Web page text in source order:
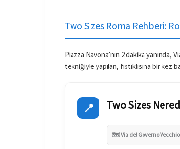
Two Sizes Roma Rehberi:
Piazza Navona’nın 2 dakika
tekniğiyle yapılan, fıstıklısına bir kez
📍 Two Sizes
🗺️ Via del Governo Vecchio